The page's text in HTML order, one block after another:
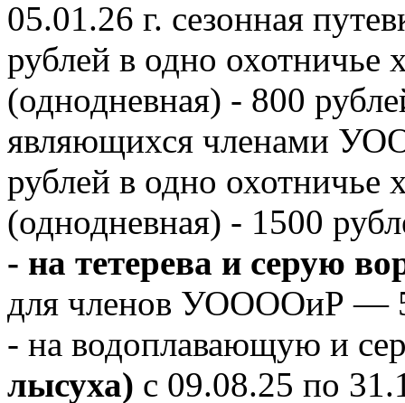
05.01.26 г. сезонная
рублей в одно охотничье
(однодневная) - 800
являющихся членами
рублей в одно охотничье
(однодневная) - 1500
- на тетерева и серую
для членов УООООиР —
- на водоплавающую и
лысуха) с 09.08.25 по